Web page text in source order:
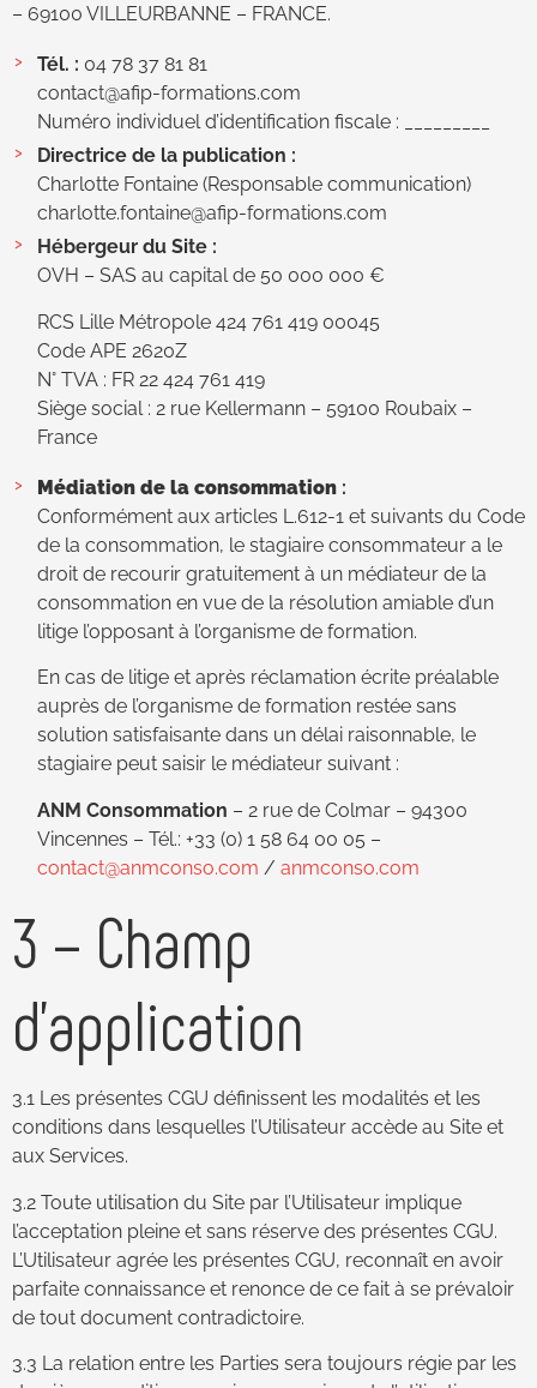
– 69100 VILLEURBANNE – FRANCE.
Tél. : 04 78 37 81 81
contact@afip-formations.com
Numéro individuel d’identification fiscale : _________
Directrice de la publication :
Charlotte Fontaine (Responsable communication)
charlotte.fontaine@afip-formations.com
Hébergeur du Site :
OVH – SAS au capital de 50 000 000 €
RCS Lille Métropole 424 761 419 00045
Code APE 2620Z
N° TVA : FR 22 424 761 419
Siège social : 2 rue Kellermann – 59100 Roubaix –
France
Médiation de la consommation:
Conformément aux articles L.612-1 et suivants du Code
de la consommation, le stagiaire consommateur a le
droit de recourir gratuitement à un médiateur de la
consommation en vue de la résolution amiable d’un
litige l’opposant à l’organisme de formation.
En cas de litige et après réclamation écrite préalable
auprès de l’organisme de formation restée sans
solution satisfaisante dans un délai raisonnable, le
stagiaire peut saisir le médiateur suivant :
ANM Consommation – 2 rue de Colmar – 94300
Vincennes – Tél.: +33 (0) 1 58 64 00 05 –
contact@anmconso.com / anmconso.com
3 – Champ
d’application
3.1 Les présentes CGU définissent les modalités et les
conditions dans lesquelles l’Utilisateur accède au Site et
aux Services.
3.2 Toute utilisation du Site par l’Utilisateur implique
l’acceptation pleine et sans réserve des présentes CGU.
L’Utilisateur agrée les présentes CGU, reconnaît en avoir
parfaite connaissance et renonce de ce fait à se prévaloir
de tout document contradictoire.
3.3 La relation entre les Parties sera toujours régie par les